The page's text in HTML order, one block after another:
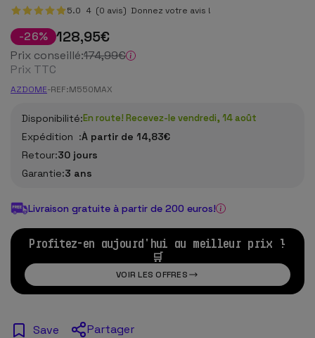
5.0 4 (0 avis) Donnez votre avis !
-26% 128,95€
Prix conseillé:174,99€
Prix TTC
AZDOME-REF:M550MAX
Disponibilité:En route! Recevez-le vendredi, 14 août
Expédition :À partir de 14,83€
Retour:30 jours
Garantie:3 ans
Livraison gratuite à partir de 200 euros!
Profitez-en aujourd'hui au meilleur prix !
🛒
VOIR LES OFFRES
Save Partager